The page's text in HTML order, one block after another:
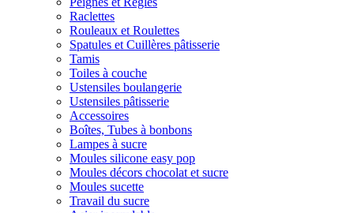
Raclettes
Rouleaux et Roulettes
Spatules et Cuillères pâtisserie
Tamis
Toiles à couche
Ustensiles boulangerie
Ustensiles pâtisserie
Accessoires
Boîtes, Tubes à bonbons
Lampes à sucre
Moules silicone easy pop
Moules décors chocolat et sucre
Moules sucette
Travail du sucre